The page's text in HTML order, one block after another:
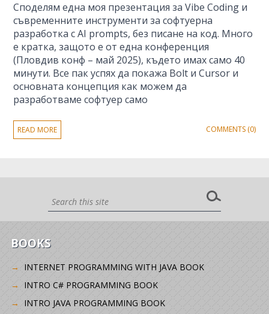
Споделям една моя презентация за Vibe Coding и
съвременните инструменти за софтуерна
разработка с AI prompts, без писане на код. Много
е кратка, защото е от една конференция
(Пловдив конф – май 2025), където имах само 40
минути. Все пак успях да покажа Bolt и Cursor и
основната концепция как можем да
разработваме софтуер само
READ MORE COMMENTS (0)
BOOKS
INTERNET PROGRAMMING WITH JAVA BOOK
INTRO C# PROGRAMMING BOOK
INTRO JAVA PROGRAMMING BOOK